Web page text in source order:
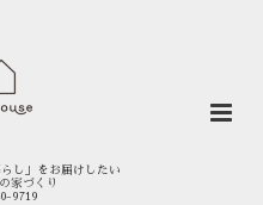
し」をお届けしたい
家づくり
9719